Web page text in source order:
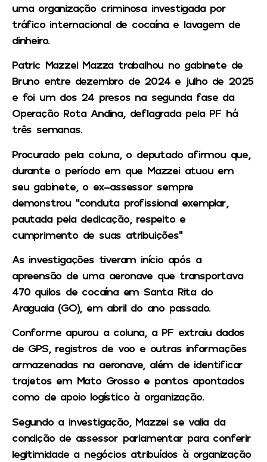
uma organização criminosa investigada por
tráfico internacional de cocaína e lavagem de
dinheiro.
Patric Mazzei Mazza trabalhou no gabinete de
Bruno entre dezembro de 2024 e julho de 2025
e foi um dos 24 presos na segunda fase da
Operação Rota Andina, deflagrada pela PF há
três semanas.
Procurado pela coluna, o deputado afirmou que,
durante o período em que Mazzei atuou em
seu gabinete, o ex-assessor sempre
demonstrou “conduta profissional exemplar,
pautada pela dedicação, respeito e
cumprimento de suas atribuições”
As investigações tiveram início após a
apreensão de uma aeronave que transportava
470 quilos de cocaína em Santa Rita do
Araguaia (GO), em abril do ano passado.
Conforme apurou a coluna, a PF extraiu dados
de GPS, registros de voo e outras informações
armazenadas na aeronave, além de identificar
trajetos em Mato Grosso e pontos apontados
como de apoio logístico à organização.
Segundo a investigação, Mazzei se valia da
condição de assessor parlamentar para conferir
legitimidade a negócios atribuídos à organização